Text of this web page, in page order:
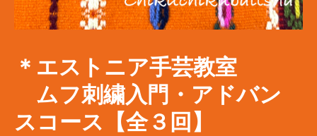
＊エストニア手芸教室
​ ムフ刺繍入門・アドバン
スコース【全３回】